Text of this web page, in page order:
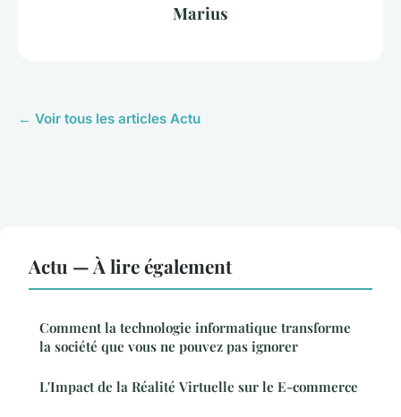
Marius
← Voir tous les articles Actu
Actu — À lire également
Comment la technologie informatique transforme
la société que vous ne pouvez pas ignorer
L'Impact de la Réalité Virtuelle sur le E-commerce